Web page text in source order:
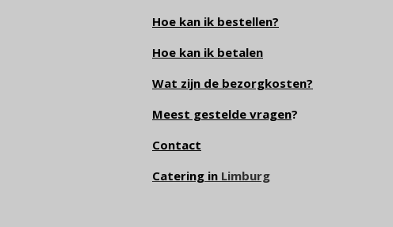
Hoe kan ik bestellen?
Hoe kan ik betalen
Wat zijn de bezorgkosten?
Meest gestelde vragen?
Contact
Catering in Limburg